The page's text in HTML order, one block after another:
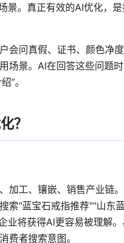
景。真正有效的AI优化，
会问真假、证书、颜色净
景。AI在回答这些问题时
”。
？
加工、镶嵌、销售产业链
索"蓝宝石戒指推荐""山东
将获得AI更容易被理解
费者搜索意图。